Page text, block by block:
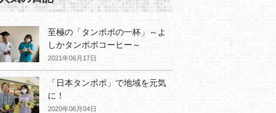
至極の「タンポポの一杯」～よ
しかタンポポコーヒー～
2021年06月17日
「日本タンポポ」で地域を元気
に！
2020年06月04日